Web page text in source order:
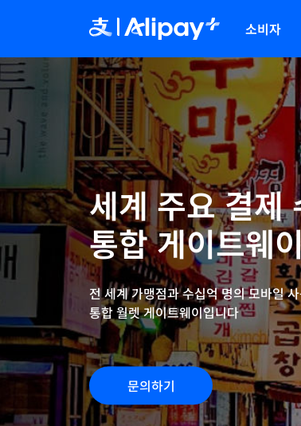
소비자
기업을 위한 Alipay+
국경 간 결제 및 AI 기반 디지털
전환 솔루션
자료
Alipay+ 와의 협업에 필요한
모든 자료를 한 곳에서
확인하세요
회사 소개
Alipay+ 자세히 보기
세계 주요 결
통합 게이트웨
전 세계 가맹점과 수십억 명의 모바일
통합 월렛 게이트웨이입니다
문의하기